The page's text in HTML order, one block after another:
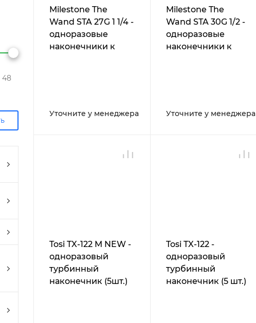
Milestone The
Wand STA 27G 1 1/4 -
одноразовые
наконечники к
Уточните у менеджера
Milestone The
Wand STA 30G 1/2 -
одноразовые
наконечники к
Уточните у менеджера
Tosi TX-122 M NEW -
одноразовый
турбинный
наконечник (5шт.)
Tosi TX-122 -
одноразовый
турбинный
наконечник (5 шт.)